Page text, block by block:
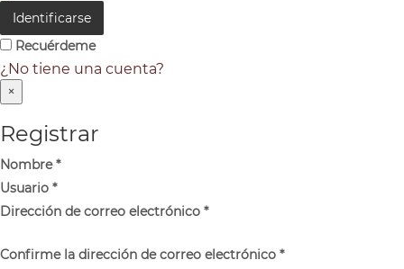
Identificarse
Recuérdeme
¿No tiene una cuenta?
×
Registrar
Nombre*
Usuario *
Dirección de correo electrónico *
Confirme la dirección de correo electrónico *